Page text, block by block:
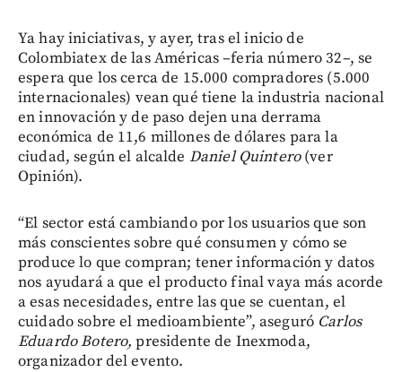
Ya hay iniciativas, y ayer, tras el inicio de
Colombiatex de las Américas –feria número 32–, se
espera que los cerca de 15.000 compradores (5.000
internacionales) vean qué tiene la industria nacional
en innovación y de paso dejen una derrama
económica de 11,6 millones de dólares para la
ciudad, según el alcalde Daniel Quintero(ver
Opinión).
“El sector está cambiando por los usuarios que son
más conscientes sobre qué consumen y cómo se
produce lo que compran; tener información y datos
nos ayudará a que el producto final vaya más acorde
a esas necesidades, entre las que se cuentan, el
cuidado sobre el medioambiente”, aseguró Carlos
Eduardo Botero, presidente de Inexmoda,
organizador del evento.